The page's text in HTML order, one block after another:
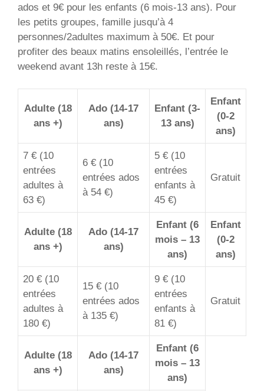
ados et 9€ pour les enfants (6 mois-13 ans). Pour
les petits groupes, famille jusqu’à 4
personnes/2adultes maximum à 50€. Et pour
profiter des beaux matins ensoleillés, l’entrée le
weekend avant 13h reste à 15€.
Adulte (18
ans +)
Ado (14-17
ans)
Enfant (3-
13 ans)
Enfant
(0-2
ans)
7 € (10
entrées
adultes à
63 €)
6 € (10
entrées ados
à 54 €)
5 € (10
entrées
enfants à
45 €)
Gratuit
Adulte (18
ans +)
Ado (14-17
ans)
Enfant (6
mois – 13
ans)
Enfant
(0-2
ans)
20 € (10
entrées
adultes à
180 €)
15 € (10
entrées ados
à 135 €)
9 € (10
entrées
enfants à
81 €)
Gratuit
Adulte (18
ans +)
Ado (14-17
ans)
Enfant (6
mois – 13
ans)